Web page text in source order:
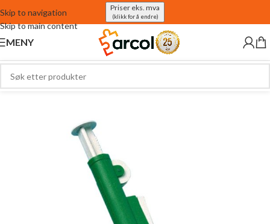
Skip to navigation
Skip to main content
Priser eks. mva
(klikk for å endre)
MENY